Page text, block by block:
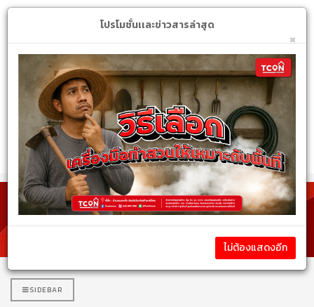
หมวดหมู่สินค้า
รายละเอียดสินค้า
SIDEBAR
โปรโมชั่นเเละข่าวสารล่าสุด
×
ไม่ต้องแสดงอีก